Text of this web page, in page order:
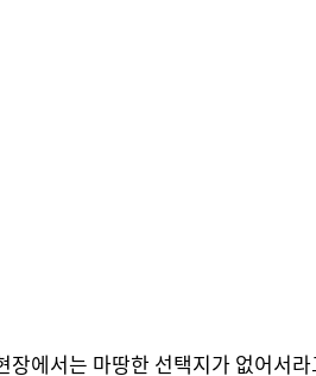
에서는 마땅한 선택지가 없어서